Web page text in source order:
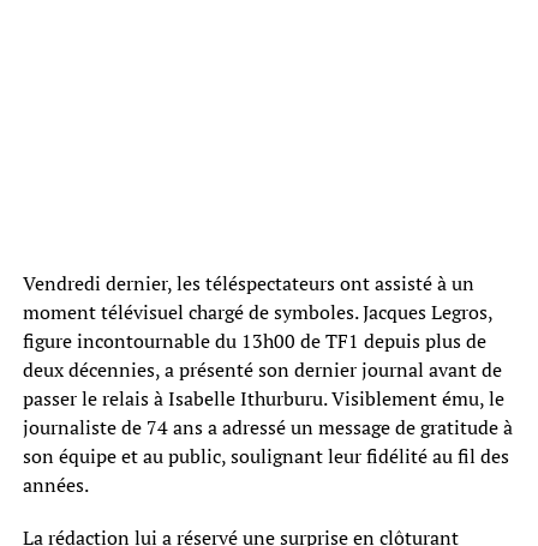
Vendredi dernier, les téléspectateurs ont assisté à un
moment télévisuel chargé de symboles. Jacques Legros,
figure incontournable du 13h00 de TF1 depuis plus de
deux décennies, a présenté son dernier journal avant de
passer le relais à Isabelle Ithurburu. Visiblement ému, le
journaliste de 74 ans a adressé un message de gratitude à
son équipe et au public, soulignant leur fidélité au fil des
années.
La rédaction lui a réservé une surprise en clôturant